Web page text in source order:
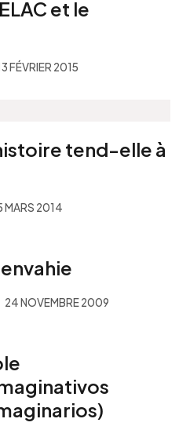
et le
FÉVRIER 2015
tend-elle à
MARS 2014
24 NOVEMBRE 2009